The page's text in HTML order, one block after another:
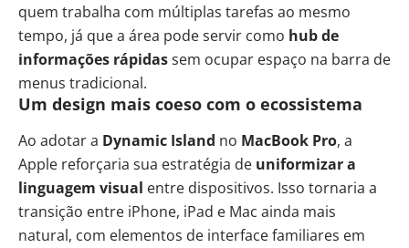
quem trabalha com múltiplas tarefas ao mesmo
tempo, já que a área pode servir como hub de
informações rápidassem ocupar espaço na barra de
menus tradicional.
Um design mais coeso com o ecossistema
Ao adotar a Dynamic Island no MacBook Pro, a
Apple reforçaria sua estratégia de uniformizar a
linguagem visual entre dispositivos. Isso tornaria a
transição entre iPhone, iPad e Mac ainda mais
natural, com elementos de interface familiares em